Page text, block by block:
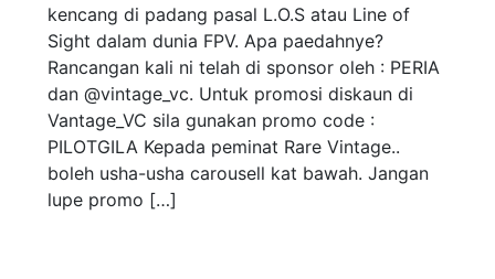
kencang di padang pasal L.O.S atau Line of
Sight dalam dunia FPV. Apa paedahnye?
Rancangan kali ni telah di sponsor oleh : PERIA
dan @vintage_vc. Untuk promosi diskaun di
Vantage_VC sila gunakan promo code :
PILOTGILA Kepada peminat Rare Vintage..
boleh usha-usha carousell kat bawah. Jangan
lupe promo […]